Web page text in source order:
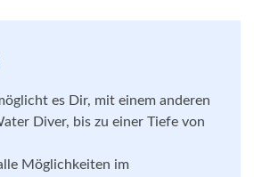
es Dir, mit einem anderen
Diver, bis zu einer Tiefe von
Möglichkeiten im